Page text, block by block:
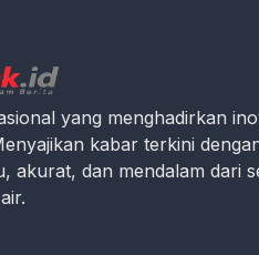
yang menghadirkan
kabar terkini
akurat, dan mendalam dari